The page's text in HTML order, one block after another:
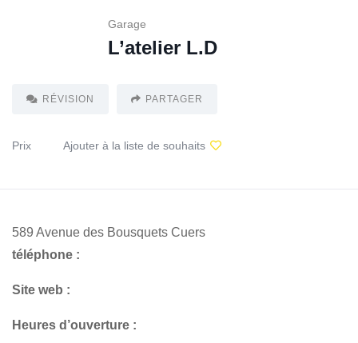
Garage
L’atelier L.D
RÉVISION PARTAGER
Prix Ajouter à la liste de souhaits
589 Avenue des Bousquets Cuers
téléphone :
Site web :
Heures d’ouverture :